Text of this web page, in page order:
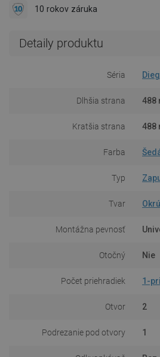
10 rokov záruka
Detaily produktu
Séria
Dlhšia strana 488
Kratšia strana 488
Farba
Typ
Tvar
Montážna pevnosť
Otočný Nie
Počet priehradiek 1-
Otvor 2
Podrezanie pod otvory 1